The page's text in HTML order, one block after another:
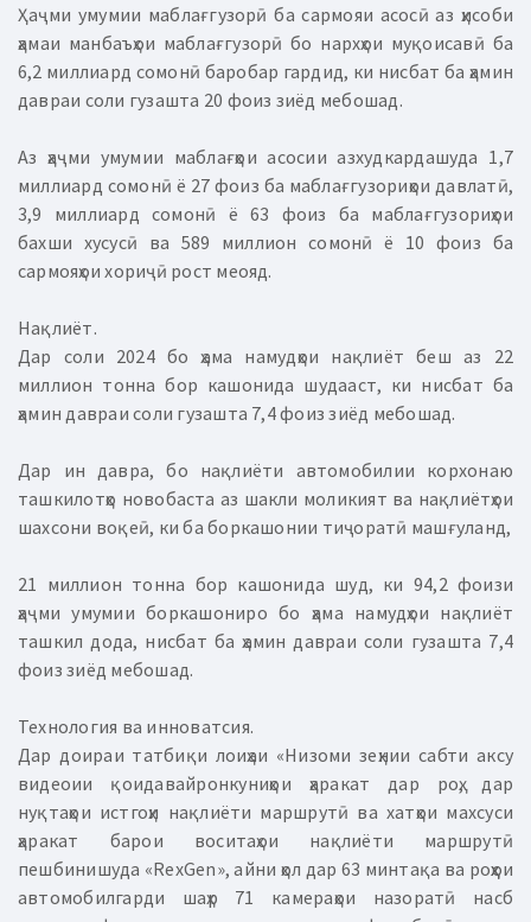
Ҳаҷми умумии маблағгузорӣ ба сармояи асосӣ аз ҳисоби
ҳамаи манбаъҳои маблағгузорӣ бо нархҳои муқоисавӣ ба
6,2 миллиард сомонӣ баробар гардид, ки нисбат ба ҳамин
давраи соли гузашта 20 фоиз зиёд мебошад.
Аз ҳаҷми умумии маблағҳои асосии азхудкардашуда 1,7
миллиард сомонӣ ё 27 фоиз ба маблағгузориҳои давлатӣ,
3,9 миллиард сомонӣ ё 63 фоиз ба маблағгузориҳои
бахши хусусӣ ва 589 миллион сомонӣ ё 10 фоиз ба
сармояҳои хориҷӣ рост меояд.
Нақлиёт.
Дар соли 2024 бо ҳама намудҳои нақлиёт беш аз 22
миллион тонна бор кашонида шудааст, ки нисбат ба
ҳамин давраи соли гузашта 7,4 фоиз зиёд мебошад.
Дар ин давра, бо нақлиёти автомобилии корхонаю
ташкилотҳо новобаста аз шакли моликият ва нақлиётҳои
шахсони воқеӣ, ки ба боркашонии тиҷоратӣ машғуланд,
21 миллион тонна бор кашонида шуд, ки 94,2 фоизи
ҳаҷми умумии боркашониро бо ҳама намудҳои нақлиёт
ташкил дода, нисбат ба ҳамин давраи соли гузашта 7,4
фоиз зиёд мебошад.
Технология ва инноватсия.
Дар доираи татбиқи лоиҳаи «Низоми зеҳнии сабти аксу
видеоии қоидавайронкуниҳои ҳаракат дар роҳ, дар
нуқтаҳои истгоҳи нақлиёти маршрутӣ ва хатҳои махсуси
ҳаракат барои воситаҳои нақлиёти маршрутӣ
пешбинишуда «RexGen», айни ҳол дар 63 минтақа ва роҳҳои
автомобилгарди шаҳр 71 камераҳои назоратӣ насб